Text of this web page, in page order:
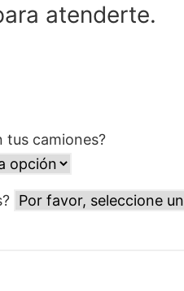
atenderte.
tus camiones?